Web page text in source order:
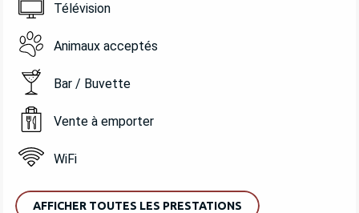
Télévision
Animaux acceptés
Bar / Buvette
Vente à emporter
WiFi
AFFICHER TOUTES LES PRESTATIONS